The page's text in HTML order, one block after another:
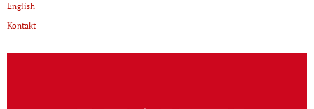
English
Kontakt